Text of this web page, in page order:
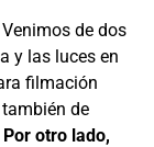
de dos
y las luces en
filmación
de
Por otro lado,